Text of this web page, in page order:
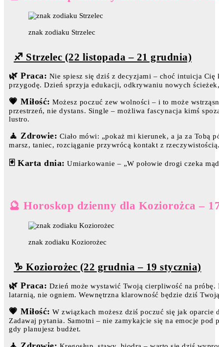
znak zodiaku Strzelec
♐ Strzelec (22 listopada – 21 grudnia)
🌿 Praca: Nie spiesz się dziś z decyzjami – choć intuicja
przygodę. Dzień sprzyja edukacji, odkrywaniu nowych
💗 Miłość: Możesz poczuć zew wolności – i to może
przestrzeń, nie dystans. Single – możliwa fascynacja kimś
lustro.
🧘 Zdrowie: Ciało mówi: „pokaż mi kierunek, a ja za Tobą
marsz, taniec, rozciąganie przywrócą kontakt z
🃏 Karta dnia: Umiarkowanie – „W połowie drogi czeka
🔮 Horoskop dzienny dla Koziorożca –
znak zodiaku Koziorożec
♑ Koziorożec (22 grudnia – 19 stycznia)
🌿 Praca: Dzień może wystawić Twoją cierpliwość na
latarnią, nie ogniem. Wewnętrzna klarowność będzie dziś
💗 Miłość: W związkach możesz dziś poczuć się jak oparcie
Zadawaj pytania. Samotni – nie zamykajcie się na emocje pod
gdy planujesz budżet.